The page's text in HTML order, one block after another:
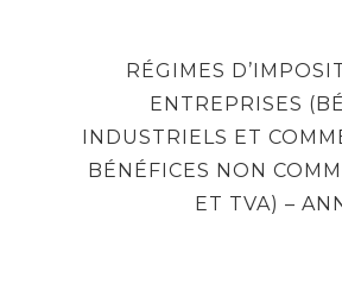
NEXT
POST
RÉGIMES
ENTREPRISES
INDUSTRIELS ET
BÉNÉFICES NON
ET TVA) –